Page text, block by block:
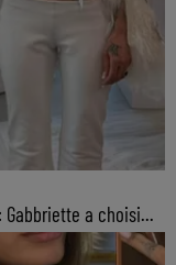
Gabbriette a choisi...